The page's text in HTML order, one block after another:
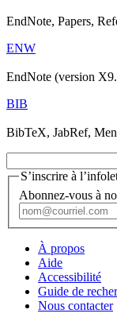
EndNote, Papers,
ENW
EndNote (version
BIB
BibTeX, JabRef,
S’inscrire à
Abonnez-vous à
À propos
Aide
Accessibilité
Guide de
Nous contacter